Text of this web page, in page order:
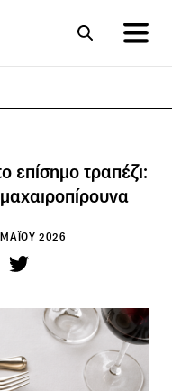
επίσημο τραπέζι:
2026